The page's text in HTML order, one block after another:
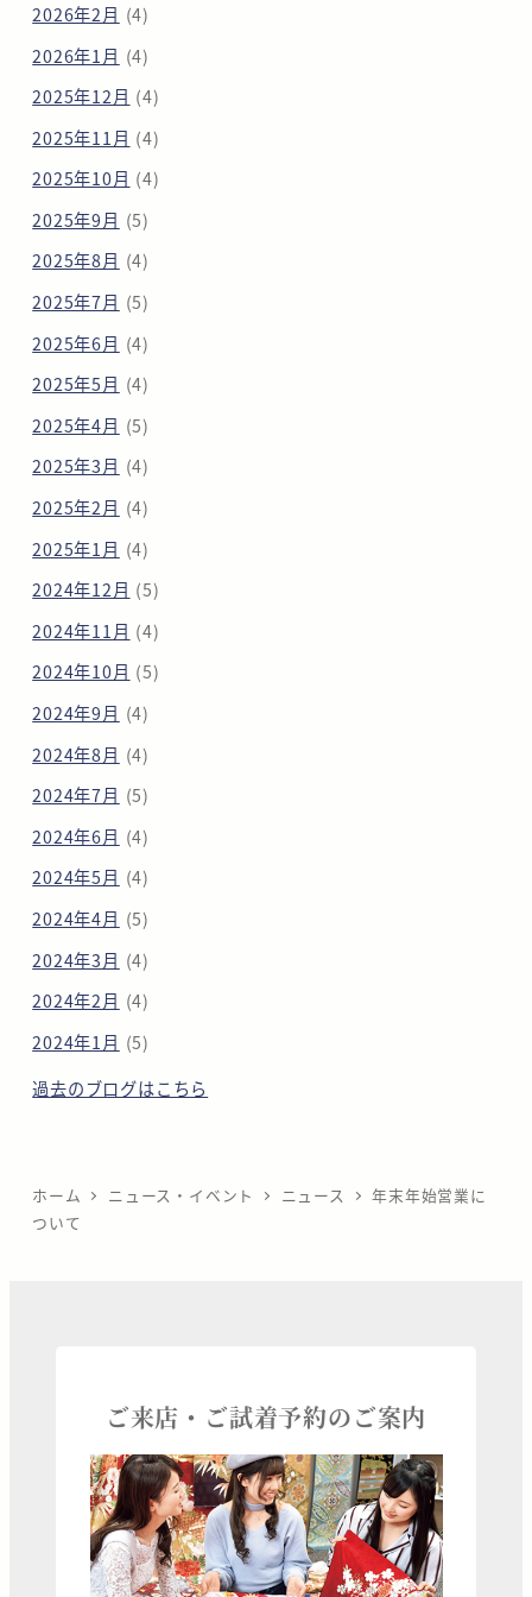
2026年2月 (4)
2026年1月 (4)
2025年12月 (4)
2025年11月 (4)
2025年10月 (4)
2025年9月 (5)
2025年8月 (4)
2025年7月 (5)
2025年6月 (4)
2025年5月 (4)
2025年4月 (5)
2025年3月 (4)
2025年2月 (4)
2025年1月 (4)
2024年12月 (5)
2024年11月 (4)
2024年10月 (5)
2024年9月 (4)
2024年8月 (4)
2024年7月 (5)
2024年6月 (4)
2024年5月 (4)
2024年4月 (5)
2024年3月 (4)
2024年2月 (4)
2024年1月 (5)
過去のブログはこちら
ホーム ニュース・イベント ニュース
年末年始営業に
ついて
ご来店・ご試着予約のご案内